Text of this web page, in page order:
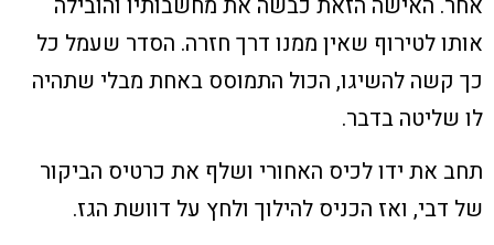
אחר. האישה הזאת כבשה את מחשבותיו והובילה
אותו לטירוף שאין ממנו דרך חזרה. הסדר שעמל כל
כך קשה להשיגו, הכול התמוסס באחת מבלי שתהיה
לו שליטה בדבר.
תחב את ידו לכיס האחורי ושלף את כרטיס הביקור
של דבי, ואז הכניס להילוך ולחץ על דוושת הגז.